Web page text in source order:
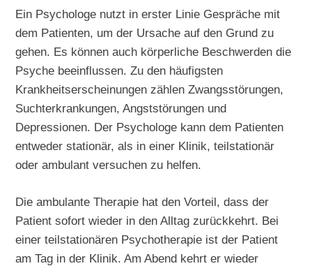
Ein Psychologe nutzt in erster Linie Gespräche mit
dem Patienten, um der Ursache auf den Grund zu
gehen. Es können auch körperliche Beschwerden die
Psyche beeinflussen. Zu den häufigsten
Krankheitserscheinungen zählen Zwangsstörungen,
Suchterkrankungen, Angststörungen und
Depressionen. Der Psychologe kann dem Patienten
entweder stationär, als in einer Klinik, teilstationär
oder ambulant versuchen zu helfen.
Die ambulante Therapie hat den Vorteil, dass der
Patient sofort wieder in den Alltag zurückkehrt. Bei
einer teilstationären Psychotherapie ist der Patient
am Tag in der Klinik. Am Abend kehrt er wieder